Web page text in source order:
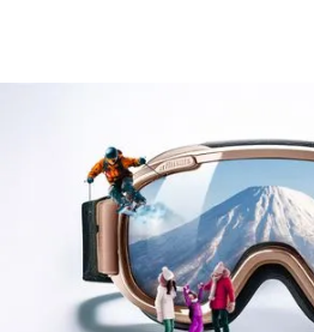
Silver Dream
比罗夫 （圣莫里茨） - 二世谷
5 4.5 2
奢华